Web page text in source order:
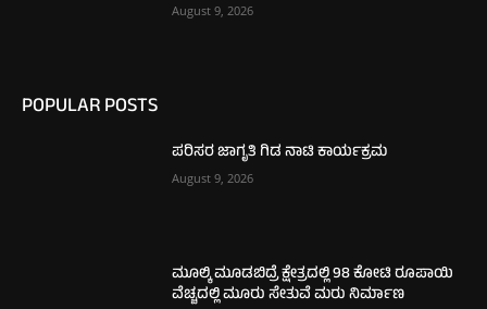
August 9, 2026
POPULAR POSTS
ಪರಿಸರ ಜಾಗೃತಿ ಗಿಡ ನಾಟಿ ಕಾರ್ಯಕ್ರಮ
August 9, 2026
ಮೂಲ್ಕಿ ಮೂಡಬಿದ್ರೆ ಕ್ಷೇತ್ರದಲ್ಲಿ 98 ಕೋಟಿ ರೂಪಾಯಿ
ವೆಚ್ಚದಲ್ಲಿ ಮೂರು ಸೇತುವೆ ಮರು ನಿರ್ಮಾಣ